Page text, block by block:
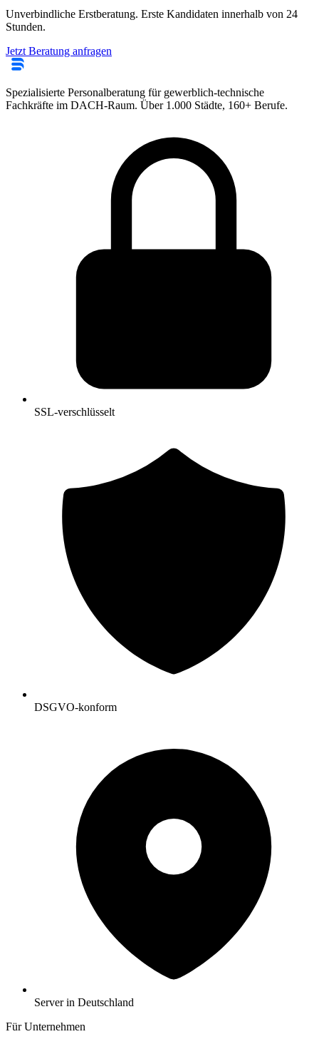
Unverbindliche Erstberatung. Erste Kandidaten innerhalb von 24
Stunden.
Jetzt Beratung anfragen
Spezialisierte Personalberatung für gewerblich-technische
Fachkräfte im DACH-Raum. Über 1.000 Städte, 160+ Berufe.
SSL-verschlüsselt
DSGVO-konform
Server in Deutschland
Für Unternehmen